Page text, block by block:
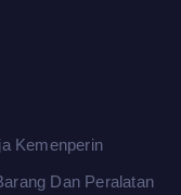
Kemenperin
Dan Peralatan